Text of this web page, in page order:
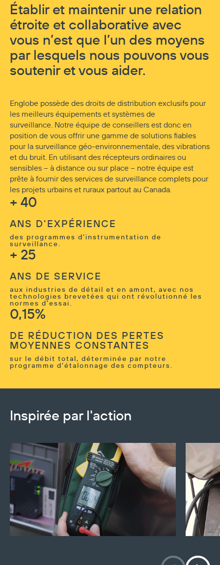
Établir et maintenir une relation
étroite et collaborative avec
vous n’est que l’un des moyens
par lesquels nous pouvons vous
soutenir et vous aider.
Englobe possède des droits de distribution exclusifs pour
les meilleurs équipements et systèmes de
surveillance. Notre équipe de conseillers est donc en
position de vous offrir une gamme de solutions fiables
pour la surveillance géo-environnementale, des vibrations
et du bruit. En utilisant des récepteurs ordinaires ou
sensibles – à distance ou sur place – notre équipe est
prête à fournir des services de surveillance complets pour
les projets urbains et ruraux partout au Canada.
+ 40
ANS D’EXPÉRIENCE
des programmes d’instrumentation de
surveillance.
+ 25
ANS DE SERVICE
aux industries de détail et en amont, avec nos
technologies brevetées qui ont révolutionné les
normes d’essai.
0,15%
DE RÉDUCTION DES PERTES
MOYENNES CONSTANTES
sur le débit total, déterminée par notre
programme d’étalonnage des compteurs.
Inspirée par l'action